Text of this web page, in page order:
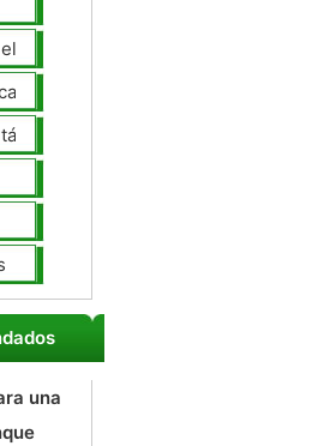
tablero
de accesorios del interior
una